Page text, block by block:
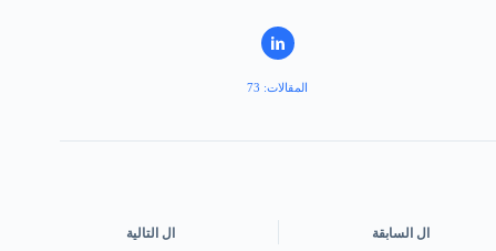
المقالات: 73
ال السابقة ال التالية